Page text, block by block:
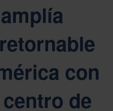
con
de